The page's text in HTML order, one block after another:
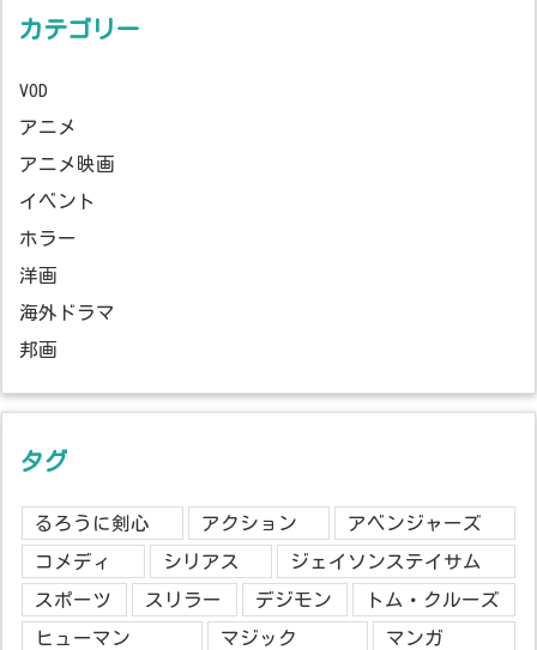
カテゴリー
VOD
アニメ
アニメ映画
イベント
ホラー
洋画
海外ドラマ
邦画
タグ
るろうに剣心 アクション
アベンジャーズ
コメディ
シリアス
ジェイソンステイサム
スポーツ
スリラー デジモン
トム・クルーズ
ヒューマン
マジック マンガ